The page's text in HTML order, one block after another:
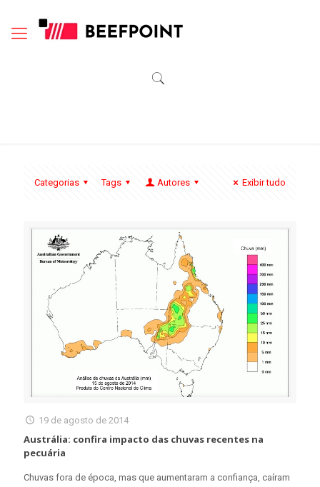
Categorias Tags Autores Exibir tudo
19 de agosto de 2014
Austrália: confira impacto das chuvas recentes na
pecuária
Chuvas fora de época, mas que aumentaram a confiança, caíram